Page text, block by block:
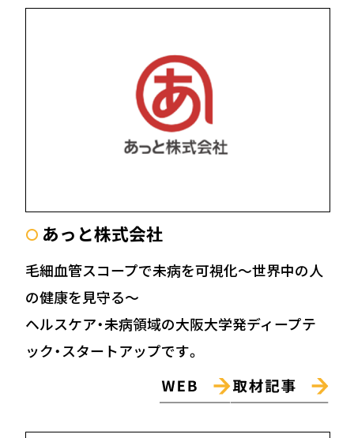
〇 あっと株式会社
毛細血管スコープで未病を可視化～世界中の人
の健康を見守る～
ヘルスケア・未病領域の大阪大学発ディープテ
ック・スタートアップです。